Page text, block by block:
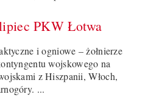
PKW Łotwa
i ogniowe – żołnierze
wojskowego na
z Hiszpanii, Włoch,
...